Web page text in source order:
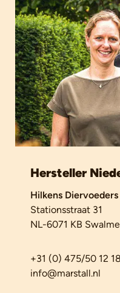
Hersteller
Hilkens Diervoeders
Stationsstraat 31
NL-6071 KB
+31 (0) 475/50 12 18
info@marstall.nl